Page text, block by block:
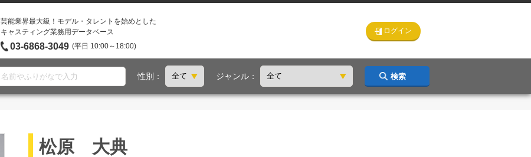
芸能業界最大級！モデル・タレントを始めとした
キャスティング業務用データベース
03-6868-3049 (平日 10:00～18:00)
ログイン
性別： ジャンル： 検索
松原 大典